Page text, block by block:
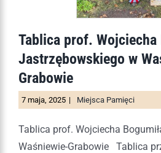
Tablica prof. Wojciecha
Jastrzębowskiego w
Grabowie
7 maja, 2025 | Miejsca Pamięci
Tablica prof. Wojciecha
Waśniewie-Grabowie Tablica